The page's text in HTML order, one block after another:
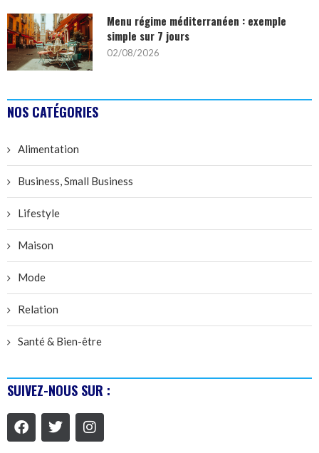
Menu régime méditerranéen : exemple
simple sur 7 jours
02/08/2026
NOS CATÉGORIES
Alimentation
Business, Small Business
Lifestyle
Maison
Mode
Relation
Santé & Bien-être
SUIVEZ-NOUS SUR :